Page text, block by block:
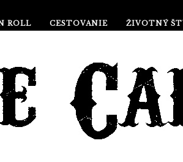
ROLL CESTOVANIE ŽIVOTNÝ